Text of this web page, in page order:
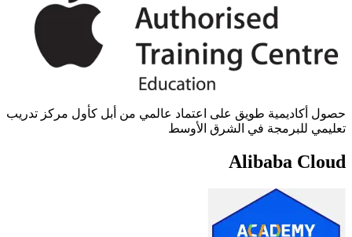
حصول أكاديمية طويق على اعتماد عالمي من أبل كأول مركز تدريب
تعليمي للبرمجة في الشرق الأوسط
Alibaba Cloud